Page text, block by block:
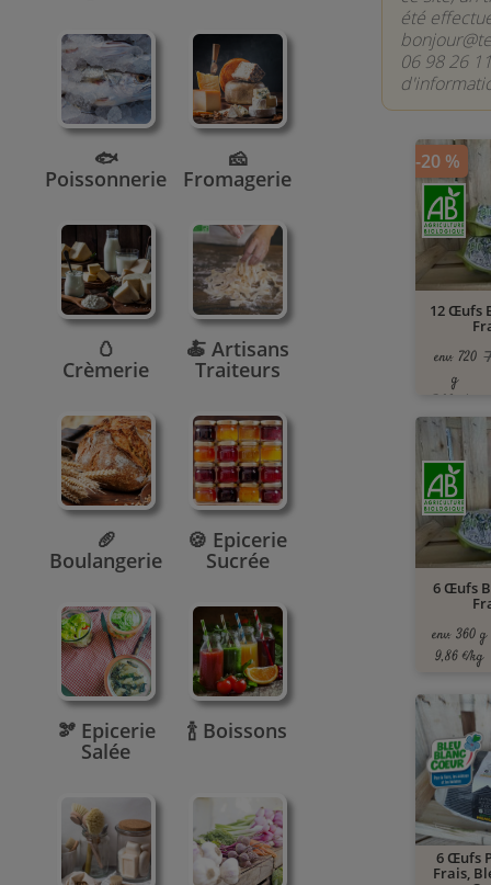
🐟
Poissonnerie
🧀
Fromagerie
🥚
Crèmerie
🍝 Artisans
Traiteurs
🥖
Boulangerie
🍪 Epicerie
Sucrée
🫘 Epicerie
Salée
🍾 Boissons
été
06 98 26
12 Œufs
env. 720
g
7,92 €/kg
Prix de
-20 %
6 Œufs
env. 360 g
9,86 €/kg
6 Œufs
Frais,